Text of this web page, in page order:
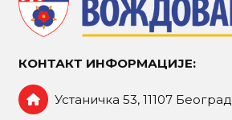
КОНТАКТ ИНФОРМАЦИЈЕ:
Устаничка 53, 11107 Београд